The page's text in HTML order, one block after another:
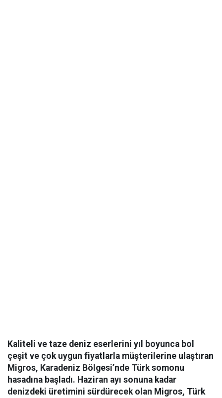
Kaliteli ve taze deniz eserlerini yıl boyunca bol
çeşit ve çok uygun fiyatlarla müşterilerine ulaştıran
Migros, Karadeniz Bölgesi’nde Türk somonu
hasadına başladı. Haziran ayı sonuna kadar
denizdeki üretimini sürdürecek olan Migros, Türk